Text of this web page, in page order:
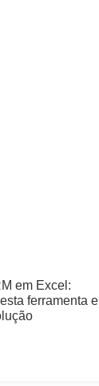
em Excel:
ferramenta e